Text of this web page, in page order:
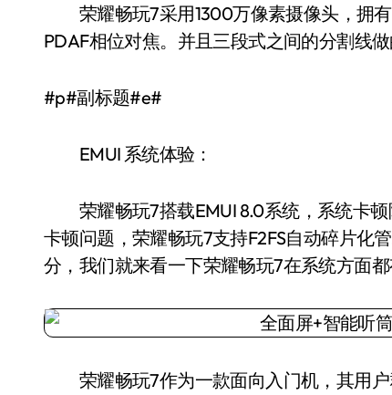
荣耀畅玩7采用1300万像素摄像头，拥有
PDAF相位对焦。并且三段式之间的分割线做
#p#副标题#e#
EMUI 系统体验：
荣耀畅玩7搭载EMUI 8.0系统，系统卡顿
卡顿问题，荣耀畅玩7支持F2FS自动碎片化
分，我们就来看一下荣耀畅玩7在系统方面都
荣耀畅玩7作为一款面向入门机，其用户